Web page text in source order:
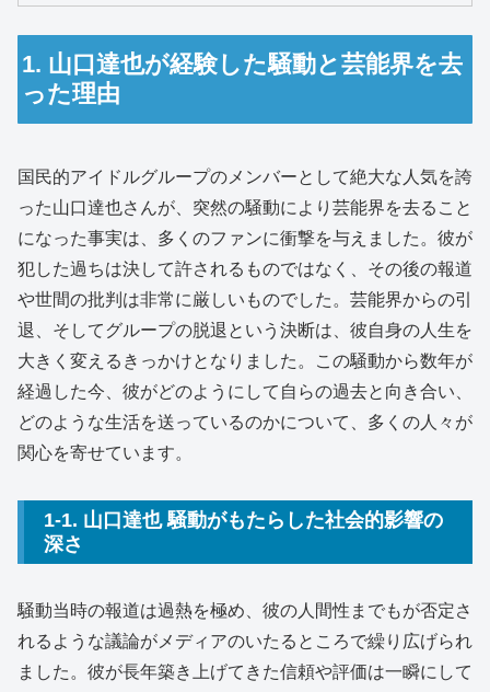
1. 山口達也が経験した騒動と芸能界を去
った理由
国民的アイドルグループのメンバーとして絶大な人気を誇
った山口達也さんが、突然の騒動により芸能界を去ること
になった事実は、多くのファンに衝撃を与えました。彼が
犯した過ちは決して許されるものではなく、その後の報道
や世間の批判は非常に厳しいものでした。芸能界からの引
退、そしてグループの脱退という決断は、彼自身の人生を
大きく変えるきっかけとなりました。この騒動から数年が
経過した今、彼がどのようにして自らの過去と向き合い、
どのような生活を送っているのかについて、多くの人々が
関心を寄せています。
1-1. 山口達也 騒動がもたらした社会的影響の
深さ
騒動当時の報道は過熱を極め、彼の人間性までもが否定さ
れるような議論がメディアのいたるところで繰り広げられ
ました。彼が長年築き上げてきた信頼や評価は一瞬にして